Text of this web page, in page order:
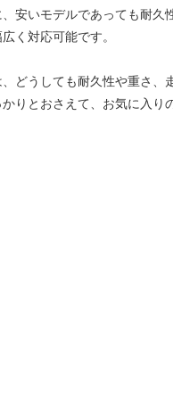
安いモデルであっても耐
く対応可能です。
どうしても耐久性や重さ
りとおさえて、お気に入り